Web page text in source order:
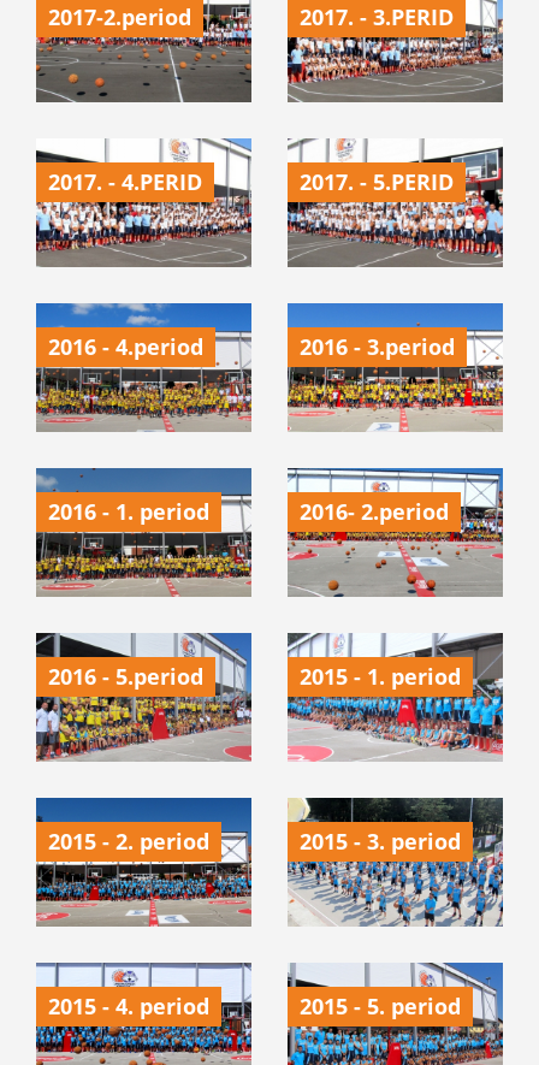
2017-2.period 2017. - 3.PERID
2017. - 4.PERID 2017. - 5.PERID
2016 - 4.period 2016 - 3.period
2016 - 1. period 2016- 2.period
2016 - 5.period 2015 - 1. period
2015 - 2. period 2015 - 3. period
2015 - 4. period 2015 - 5. period